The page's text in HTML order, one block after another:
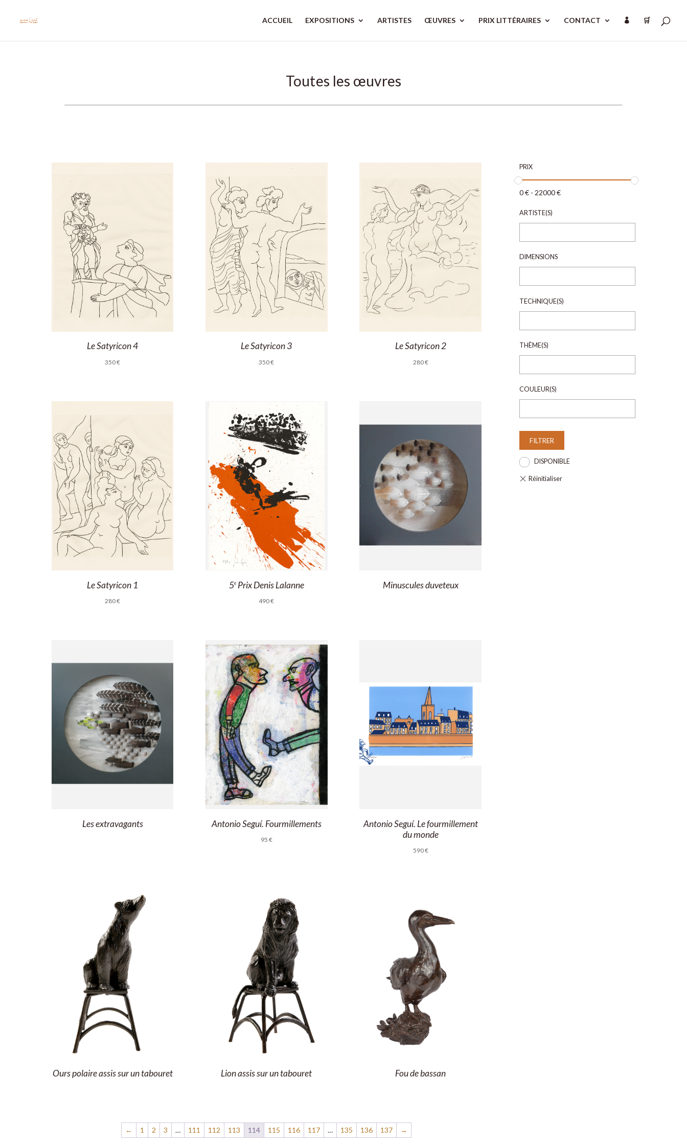
ACCUEIL EXPOSITIONS ARTISTES ŒUVRES PRIX LITTÉRAIRES CONTACT  🛒
Toutes les œuvres
Le Satyricon 4
350€
Le Satyricon 3
350€
Le Satyricon 2
280€
Le Satyricon 1
280€
5ePrix Denis Lalanne
490€
Minuscules duveteux
Les extravagants Antonio Seguí. Fourmillements
95 €
Antonio Seguí. Le fourmillement
du monde
590€
Ours polaire assis sur un tabouret Lion assis sur un tabouret Fou de bassan
← 1 2 3 … 111 112 113 114 115 116 117 … 135 136 137 →
PRIX
0€- 22000€
ARTISTE(S)
DIMENSIONS
TECHNIQUE(S)
THÈME(S)
COULEUR(S)
FILTRER
DISPONIBLE